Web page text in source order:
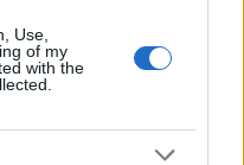
Use,
of my
with the